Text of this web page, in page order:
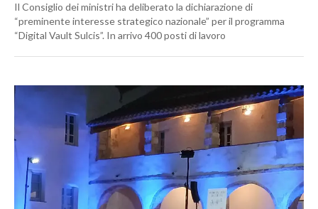
Il Consiglio dei ministri ha deliberato la dichiarazione di
“preminente interesse strategico nazionale” per il programma
“Digital Vault Sulcis”. In arrivo 400 posti di lavoro